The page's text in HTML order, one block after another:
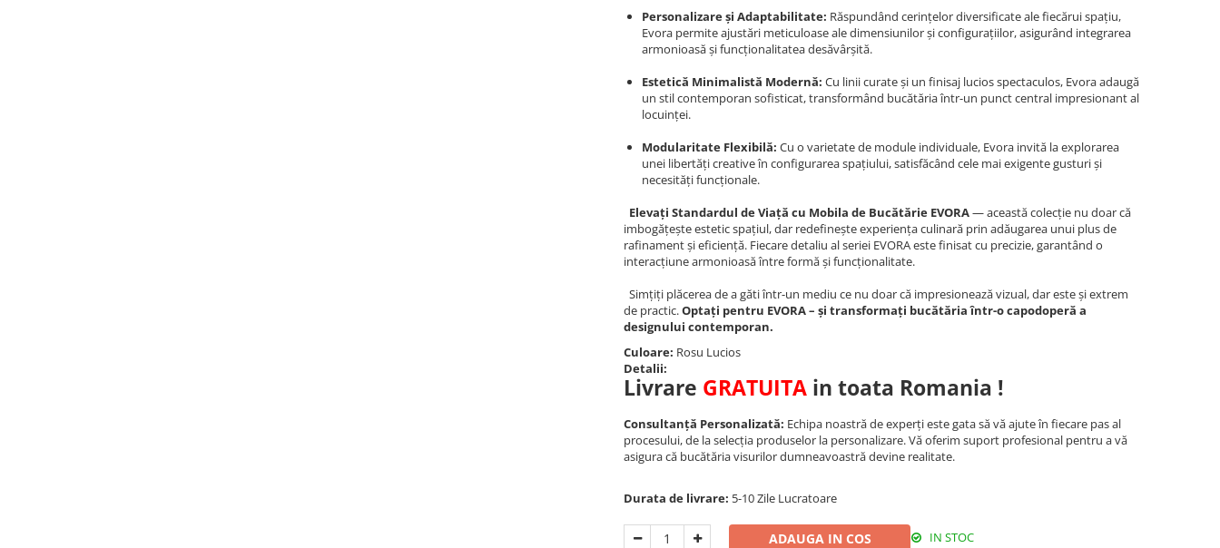
Personalizare și Adaptabilitate: Răspundând cerințelor diversificate ale fiecărui spațiu,
Evora permite ajustări meticuloase ale dimensiunilor și configurațiilor, asigurând integrarea
armonioasă și funcționalitatea desăvârșită.
Estetică Minimalistă Modernă: Cu linii curate și un finisaj lucios spectaculos, Evora adaugă
un stil contemporan sofisticat, transformând bucătăria într-un punct central impresionant al
locuinței.
Modularitate Flexibilă: Cu o varietate de module individuale, Evora invită la explorarea
unei libertăți creative în configurarea spațiului, satisfăcând cele mai exigente gusturi și
necesități funcționale.
Elevați Standardul de Viață cu Mobila de Bucătărie EVORA— această colecție nu doar că
imbogățește estetic spațiul, dar redefinește experiența culinară prin adăugarea unui plus de
rafinament și eficiență. Fiecare detaliu al seriei EVORA este finisat cu precizie, garantând o
interacțiune armonioasă între formă și funcționalitate.
Simțiți plăcerea de a găti într-un mediu ce nu doar că impresionează vizual, dar este și extrem
de practic.Optați pentru EVORA – și transformați bucătăria într-o capodoperă a
designului contemporan.
Culoare: Rosu Lucios
Detalii:
Livrare GRATUITA in toata Romania !
Consultanță Personalizată: Echipa noastră de experți este gata să vă ajute în fiecare pas al
procesului, de la selecția produselor la personalizare. Vă oferim suport profesional pentru a vă
asigura că bucătăria visurilor dumneavoastră devine realitate.
Durata de livrare: 5-10 Zile Lucratoare
ADAUGA IN COS IN STOC